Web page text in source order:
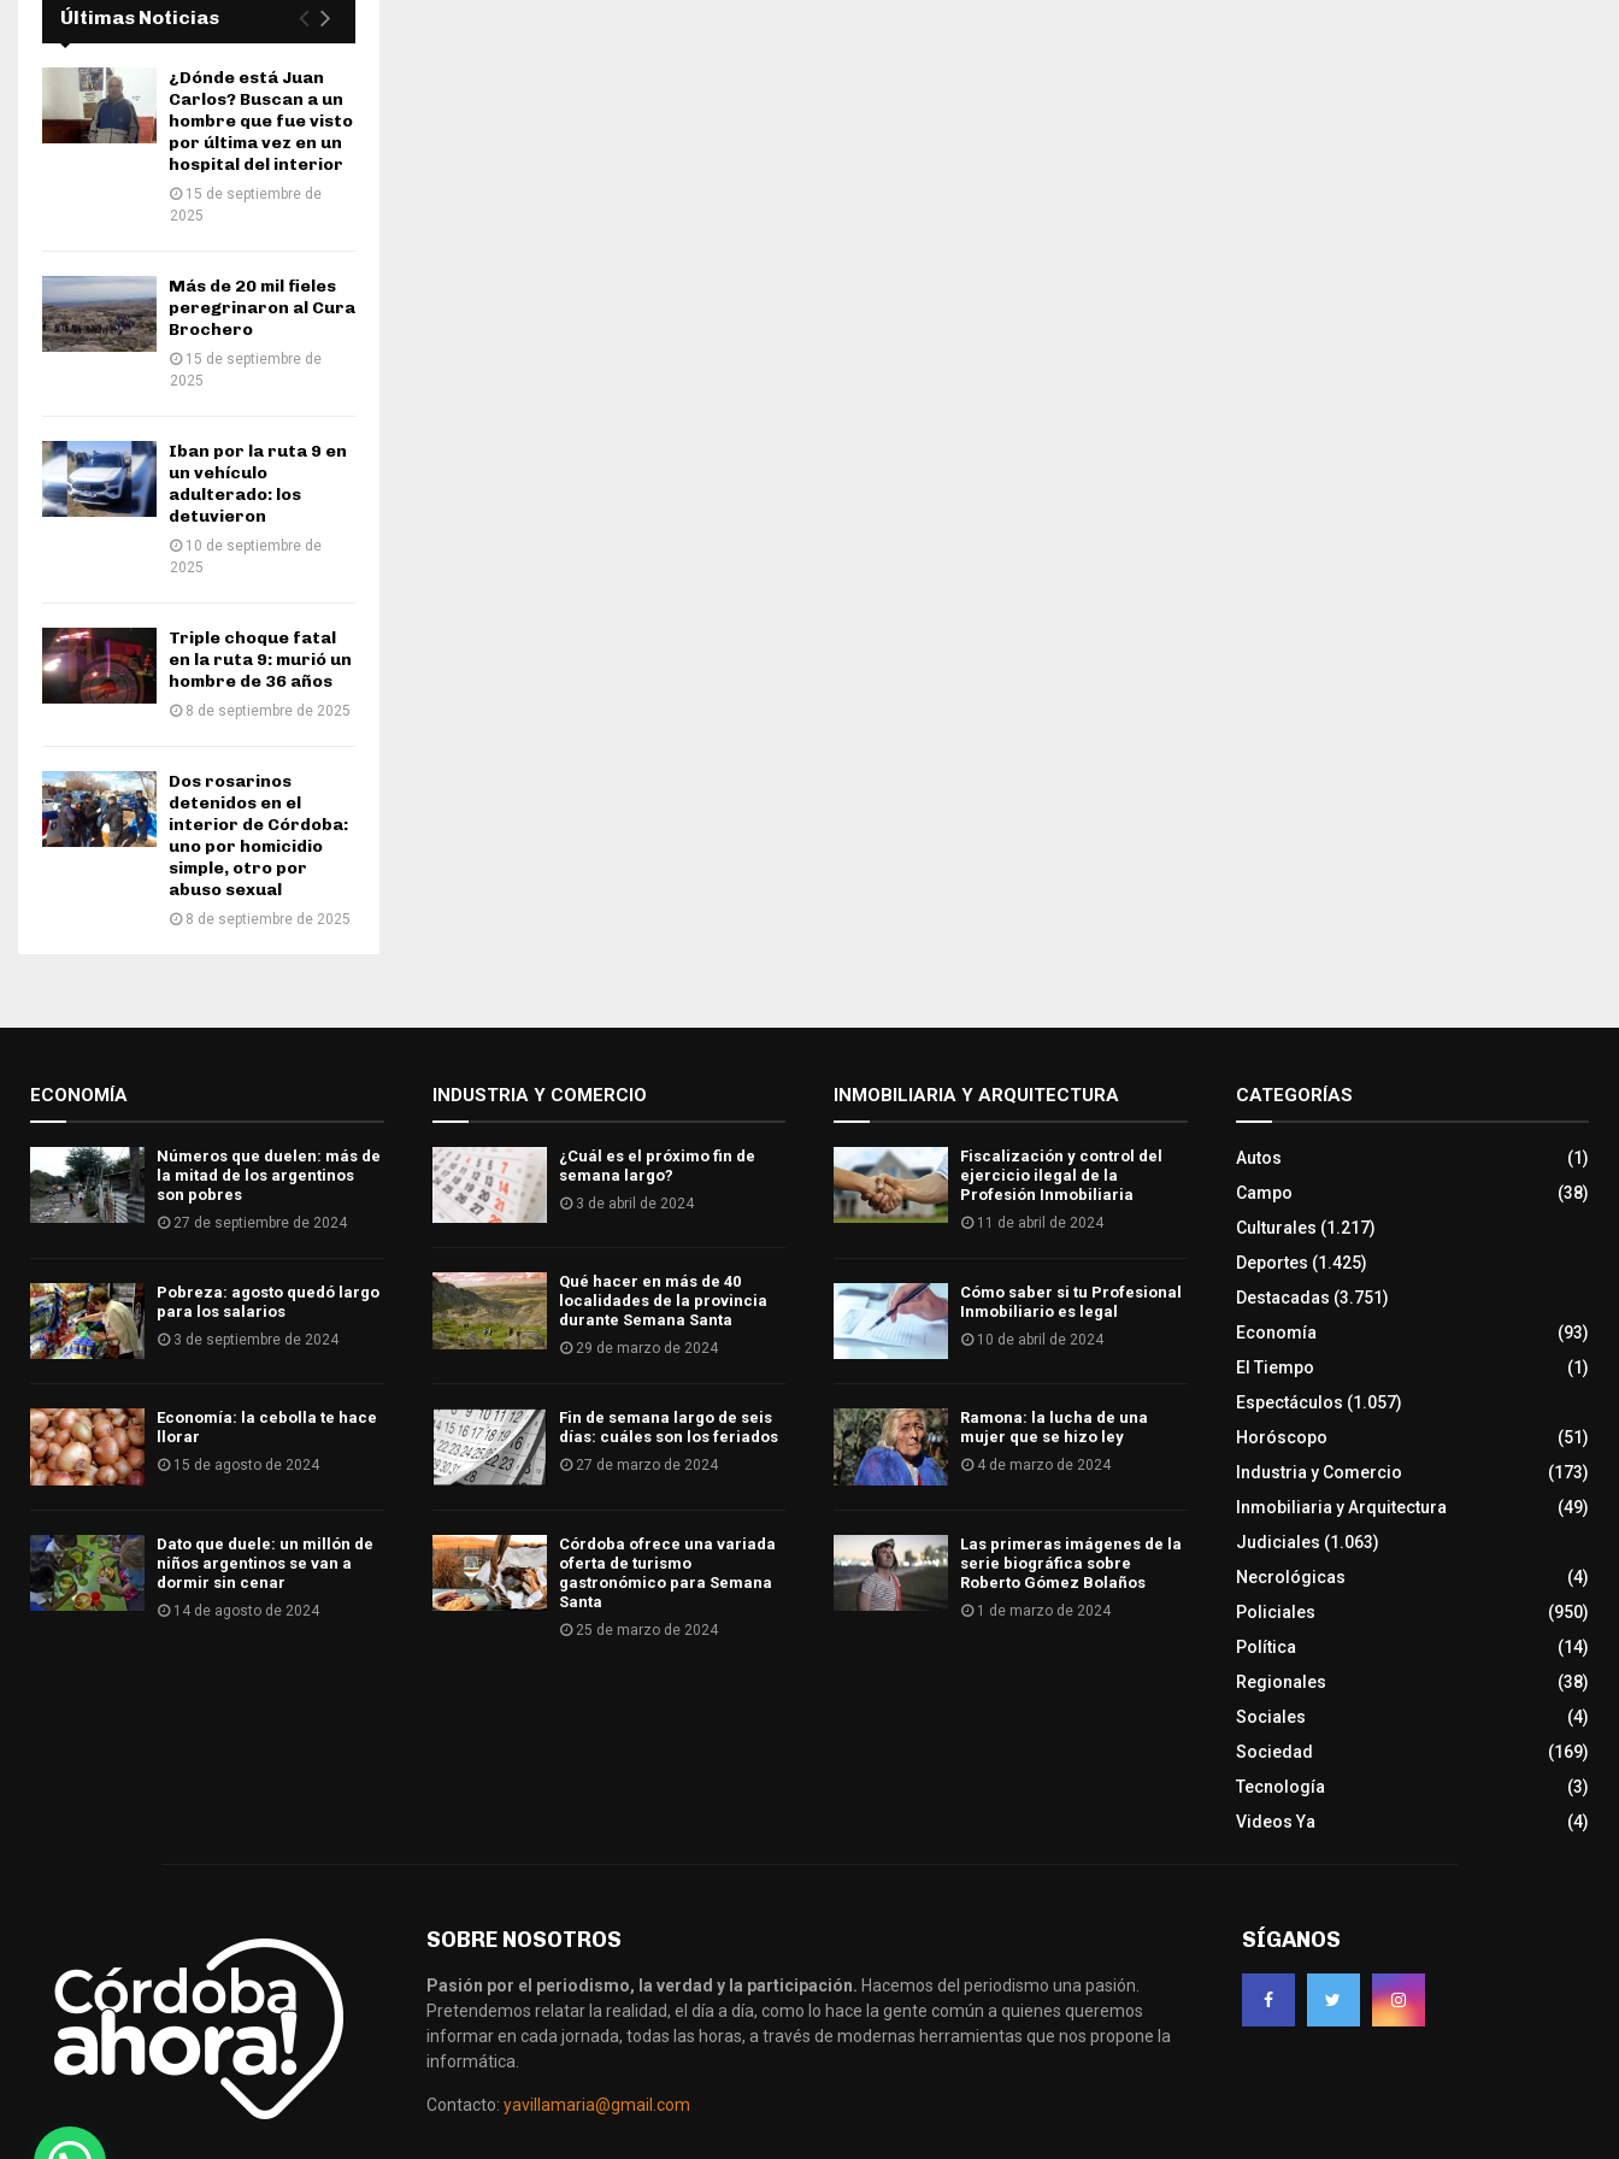
Últimas Noticias
¿Dónde está Juan
Carlos? Buscan a un
hombre que fue visto
por última vez en un
hospital del interior
15 de septiembre de
2025
Más de 20 mil fieles
peregrinaron al Cura
Brochero
15 de septiembre de
2025
Iban por la ruta 9 en
un vehículo
adulterado: los
detuvieron
10 de septiembre de
2025
Triple choque fatal
en la ruta 9: murió un
hombre de 36 años
8 de septiembre de 2025
Dos rosarinos
detenidos en el
interior de Córdoba:
uno por homicidio
simple, otro por
abuso sexual
8 de septiembre de 2025
ECONOMÍA
Números que duelen: más de
la mitad de los argentinos
son pobres
27 de septiembre de 2024
Pobreza: agosto quedó largo
para los salarios
3 de septiembre de 2024
Economía: la cebolla te hace
llorar
15 de agosto de 2024
Dato que duele: un millón de
niños argentinos se van a
dormir sin cenar
14 de agosto de 2024
INDUSTRIA Y COMERCIO
¿Cuál es el próximo fin de
semana largo?
3 de abril de 2024
Qué hacer en más de 40
localidades de la provincia
durante Semana Santa
29 de marzo de 2024
Fin de semana largo de seis
días: cuáles son los feriados
27 de marzo de 2024
Córdoba ofrece una variada
oferta de turismo
gastronómico para Semana
Santa
25 de marzo de 2024
INMOBILIARIA Y ARQUITECTURA
Fiscalización y control del
ejercicio ilegal de la
Profesión Inmobiliaria
11 de abril de 2024
Cómo saber si tu Profesional
Inmobiliario es legal
10 de abril de 2024
Ramona: la lucha de una
mujer que se hizo ley
4 de marzo de 2024
Las primeras imágenes de la
serie biográfica sobre
Roberto Gómez Bolaños
1 de marzo de 2024
CATEGORÍAS
Autos
(1)
Campo
(38)
Culturales (1.217)
Deportes (1.425)
Destacadas (3.751)
Economía
(93)
El Tiempo
(1)
Espectáculos (1.057)
Horóscopo
(51)
Industria y Comercio
(173)
Inmobiliaria y Arquitectura
(49)
Judiciales (1.063)
Necrológicas
(4)
Policiales
(950)
Política
(14)
Regionales
(38)
Sociales
(4)
Sociedad
(169)
Tecnología
(3)
Videos Ya
(4)
SOBRE NOSOTROS
Pasión por el periodismo, la verdad y la participación. Hacemos del periodismo una pasión.
Pretendemos relatar la realidad, el día a día, como lo hace la gente común a quienes queremos
informar en cada jornada, todas las horas, a través de modernas herramientas que nos propone la
informática.
Contacto: yavillamaria@gmail.com
SÍGANOS